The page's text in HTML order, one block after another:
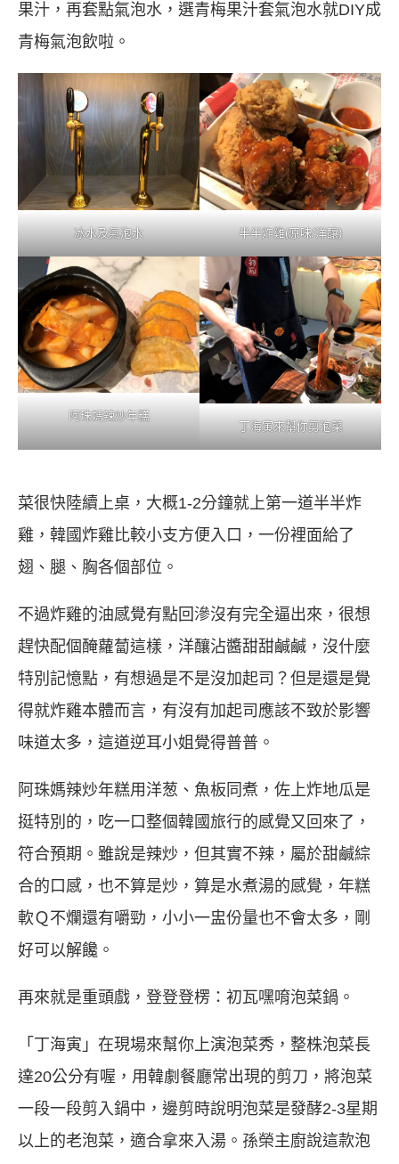
果汁，再套點氣泡水，選青梅果汁套氣泡水就DIY成
青梅氣泡飲啦。
冰水及氣泡水 半半炸雞(原味/洋釀)
阿珠媽辣炒年糕
丁海寅來幫你剪泡菜
菜很快陸續上桌，大概1-2分鐘就上第一道半半炸
雞，韓國炸雞比較小支方便入口，一份裡面給了
翅、腿、胸各個部位。
不過炸雞的油感覺有點回滲沒有完全逼出來，很想
趕快配個醃蘿蔔這樣，洋釀沾醬甜甜鹹鹹，沒什麼
特別記憶點，有想過是不是沒加起司？但是還是覺
得就炸雞本體而言，有沒有加起司應該不致於影響
味道太多，這道逆耳小姐覺得普普。
阿珠媽辣炒年糕用洋葱、魚板同煮，佐上炸地瓜是
挺特別的，吃一口整個韓國旅行的感覺又回來了，
符合預期。雖說是辣炒，但其實不辣，屬於甜鹹綜
合的口感，也不算是炒，算是水煮湯的感覺，年糕
軟Ｑ不爛還有嚼勁，小小一盅份量也不會太多，剛
好可以解饞。
再來就是重頭戲，登登登楞：初瓦嘿唷泡菜鍋。
「丁海寅」在現場來幫你上演泡菜秀，整株泡菜長
達20公分有喔，用韓劇餐廳常出現的剪刀，將泡菜
一段一段剪入鍋中，邊剪時說明泡菜是發酵2-3星期
以上的老泡菜，適合拿來入湯。孫榮主廚說這款泡